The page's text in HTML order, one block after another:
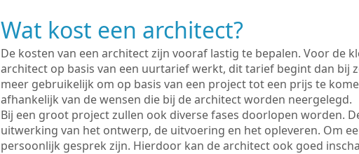
Wat kost een architect?
De kosten van een architect zijn vooraf lastig te bepalen. Voor de
architect op basis van een uurtarief werkt, dit tarief begint dan bij
meer gebruikelijk om op basis van een project tot een prijs te
afhankelijk van de wensen die bij de architect worden neergelegd.
Bij een groot project zullen ook diverse fases doorlopen worden.
uitwerking van het ontwerp, de uitvoering en het opleveren. Om
persoonlijk gesprek zijn. Hierdoor kan de architect ook goed